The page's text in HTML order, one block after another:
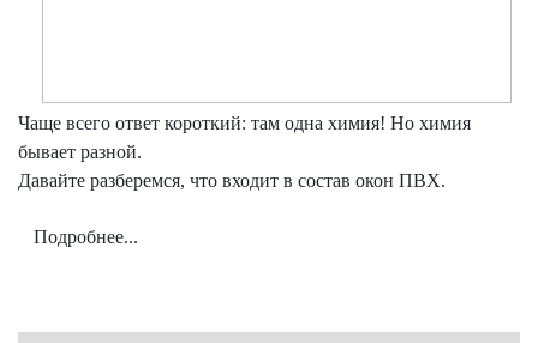
Чаще всего ответ короткий: там одна химия! Но химия
бывает разной.
Давайте разберемся, что входит в состав окон ПВХ.
Подробнее...